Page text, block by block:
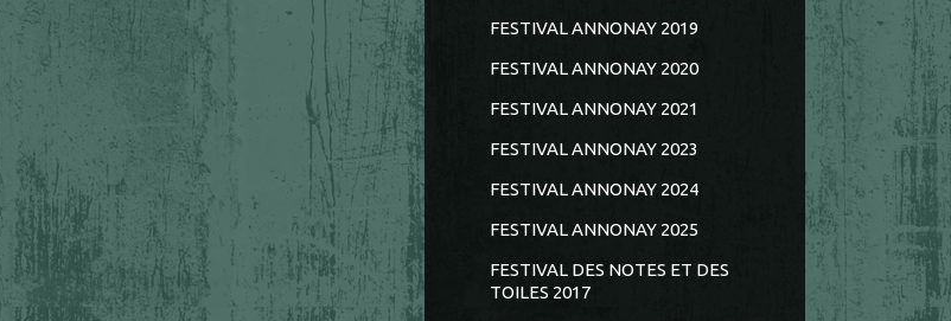
FESTIVAL ANNONAY 2019
FESTIVAL ANNONAY 2020
FESTIVAL ANNONAY 2021
FESTIVAL ANNONAY 2023
FESTIVAL ANNONAY 2024
FESTIVAL ANNONAY 2025
FESTIVAL DES NOTES ET DES
TOILES 2017